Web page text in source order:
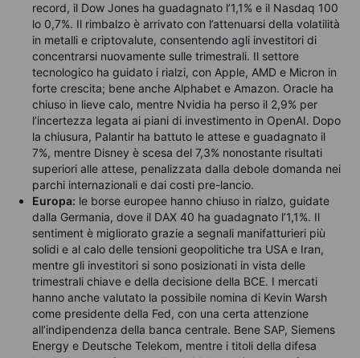
record, il Dow Jones ha guadagnato l’1,1% e il Nasdaq 100
lo 0,7%. Il rimbalzo è arrivato con l’attenuarsi della volatilità
in metalli e criptovalute, consentendo agli investitori di
concentrarsi nuovamente sulle trimestrali. Il settore
tecnologico ha guidato i rialzi, con Apple, AMD e Micron in
forte crescita; bene anche Alphabet e Amazon. Oracle ha
chiuso in lieve calo, mentre Nvidia ha perso il 2,9% per
l’incertezza legata ai piani di investimento in OpenAI. Dopo
la chiusura, Palantir ha battuto le attese e guadagnato il
7%, mentre Disney è scesa del 7,3% nonostante risultati
superiori alle attese, penalizzata dalla debole domanda nei
parchi internazionali e dai costi pre-lancio.
Europa: le borse europee hanno chiuso in rialzo, guidate
dalla Germania, dove il DAX 40 ha guadagnato l’1,1%. Il
sentiment è migliorato grazie a segnali manifatturieri più
solidi e al calo delle tensioni geopolitiche tra USA e Iran,
mentre gli investitori si sono posizionati in vista delle
trimestrali chiave e della decisione della BCE. I mercati
hanno anche valutato la possibile nomina di Kevin Warsh
come presidente della Fed, con una certa attenzione
all’indipendenza della banca centrale. Bene SAP, Siemens
Energy e Deutsche Telekom, mentre i titoli della difesa